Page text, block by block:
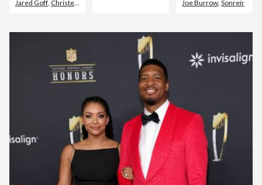
Jared Goff Christen Harper Joe Burrow ,Sonreír